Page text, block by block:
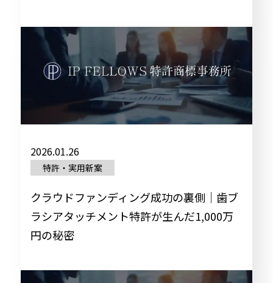
2026.01.26
特許・実用新案
クラウドファンディング成功の裏側｜歯ブ
ラシアタッチメント特許が生んだ1,000万
円の秘密